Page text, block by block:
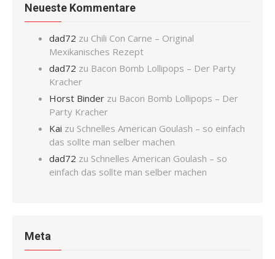
Neueste Kommentare
dad72 zu Chili Con Carne – Original
Mexikanisches Rezept
dad72 zu Bacon Bomb Lollipops – Der Party
Kracher
Horst Binder zu Bacon Bomb Lollipops – Der
Party Kracher
Kai zu Schnelles American Goulash – so einfach
das sollte man selber machen
dad72 zu Schnelles American Goulash – so
einfach das sollte man selber machen
Meta